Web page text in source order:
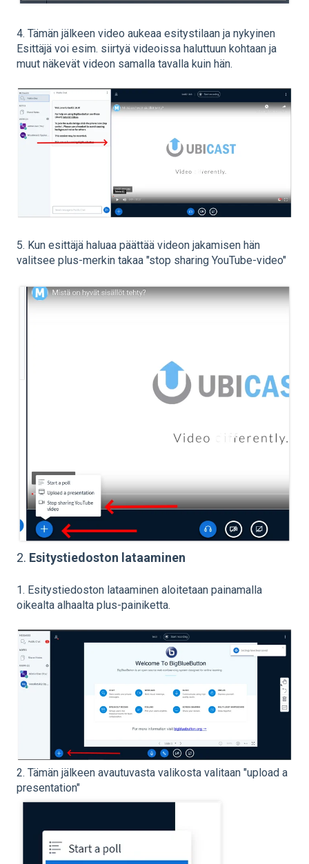
4. Tämän jälkeen video aukeaa esitystilaan ja nykyinen
Esittäjä voi esim. siirtyä videoissa haluttuun kohtaan ja
muut näkevät videon samalla tavalla kuin hän.
5. Kun esittäjä haluaa päättää videon jakamisen hän
valitsee plus-merkin takaa "stop sharing YouTube-video"
2. Esitystiedoston lataaminen
1. Esitystiedoston lataaminen aloitetaan painamalla
oikealta alhaalta plus-painiketta.
2. Tämän jälkeen avautuvasta valikosta valitaan "upload a
presentation"